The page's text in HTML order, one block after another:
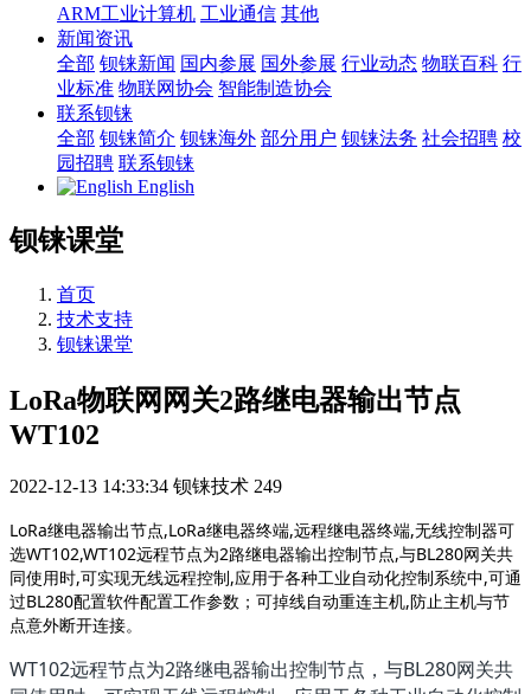
ARM工业计算机 工业通信 其他
新闻资讯
全部 钡铼新闻 国内参展 国外参展 行业动态 物联百科 行
业标准 物联网协会 智能制造协会
联系钡铼
全部 钡铼简介 钡铼海外 部分用户 钡铼法务 社会招聘 校
园招聘 联系钡铼
English
钡铼课堂
首页
技术支持
钡铼课堂
LoRa物联网网关2路继电器输出节点
WT102
2022-12-13 14:33:34 钡铼技术 249
LoRa继电器输出节点,LoRa继电器终端,远程继电器终端,无线控制器可
选WT102,WT102远程节点为2路继电器输出控制节点,与BL280网关共
同使用时,可实现无线远程控制,应用于各种工业自动化控制系统中,可通
过BL280配置软件配置工作参数；可掉线自动重连主机,防止主机与节
点意外断开连接。
WT102远程节点为2路继电器输出控制节点，与BL280网关共